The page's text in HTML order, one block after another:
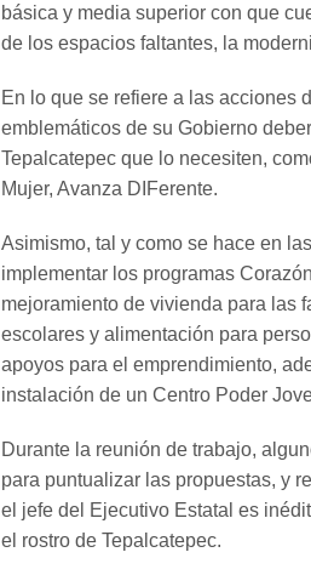
básica y media superior con que
de los espacios faltantes, la
En lo que se refiere a las acciones
emblemáticos de su Gobierno
Tepalcatepec que lo necesiten,
Mujer, Avanza DIFerente.
Asimismo, tal y como se hace en
implementar los programas
mejoramiento de vivienda para las
escolares y alimentación para
apoyos para el emprendimiento,
instalación de un Centro Poder
Durante la reunión de trabajo,
para puntualizar las propuestas, y
el jefe del Ejecutivo Estatal es
el rostro de Tepalcatepec.